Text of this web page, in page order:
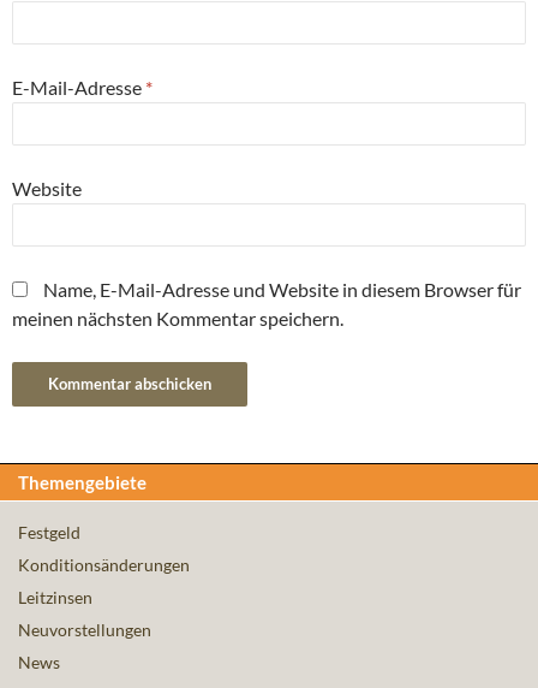
E-Mail-Adresse *
Website
Name, E-Mail-Adresse und Website in diesem Browser für
meinen nächsten Kommentar speichern.
Themengebiete
Festgeld
Konditionsänderungen
Leitzinsen
Neuvorstellungen
News